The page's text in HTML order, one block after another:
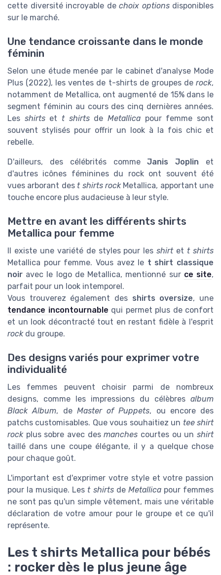
cette diversité incroyable de choix optionsdisponibles
sur le marché.
Une tendance croissante dans le monde
féminin
Selon une étude menée par le cabinet d'analyse Mode
Plus (2022), les ventes de t-shirts de groupes de rock,
notamment de Metallica, ont augmenté de 15% dans le
segment féminin au cours des cinq dernières années.
Les shirtset t shirtsdeMetallica pour femme sont
souvent stylisés pour offrir un look à la fois chic et
rebelle.
D'ailleurs, des célébrités commeJanis Joplin et
d'autres icônes féminines du rock ont souvent été
vues arborant des t shirts rockMetallica, apportant une
touche encore plus audacieuse à leur style.
Mettre en avant les différents shirts
Metallica pour femme
Il existe une variété de styles pour lesshirtet t shirts
Metallica pour femme. Vous avez le t shirt classique
noir avec le logo de Metallica, mentionné sur ce site,
parfait pour un look intemporel.
Vous trouverez également des shirts oversize, une
tendance incontournable qui permet plus de confort
et un look décontracté tout en restant fidèle à l'esprit
rockdu groupe.
Des designs variés pour exprimer votre
individualité
Les femmes peuvent choisir parmi de nombreux
designs, comme les impressions du célèbres album
Black Album, de Master of Puppets, ou encore des
patchs customisables. Que vous souhaitiez un tee shirt
rockplus sobre avec desmanches courtes ou unshirt
taillé dans une coupe élégante, il y a quelque chose
pour chaque goût.
L'important est d'exprimer votre style et votre passion
pour la musique. Les t shirtsde Metallicapour femmes
ne sont pas qu'un simple vêtement, mais une véritable
déclaration de votre amour pour le groupe et ce qu'il
représente.
Les t shirts Metallica pour bébés
: rocker dès le plus jeune âge